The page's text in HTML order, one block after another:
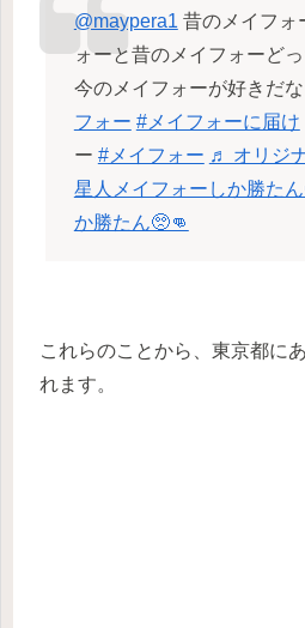
@maypera1 昔のメイフォ
ォーと昔のメイフォーど
今のメイフォーが好きだ
フォー #メイフォーに届け
ー #メイフォー ♬ オリジ
星人メイフォーしか勝た
か勝たん🥺👊
これらのことから、東京都に
れます。